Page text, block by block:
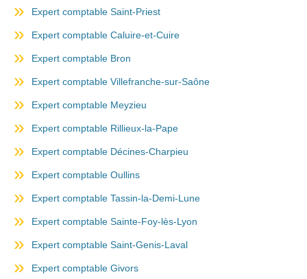
Expert comptable Saint-Priest
Expert comptable Caluire-et-Cuire
Expert comptable Bron
Expert comptable Villefranche-sur-Saône
Expert comptable Meyzieu
Expert comptable Rillieux-la-Pape
Expert comptable Décines-Charpieu
Expert comptable Oullins
Expert comptable Tassin-la-Demi-Lune
Expert comptable Sainte-Foy-lès-Lyon
Expert comptable Saint-Genis-Laval
Expert comptable Givors